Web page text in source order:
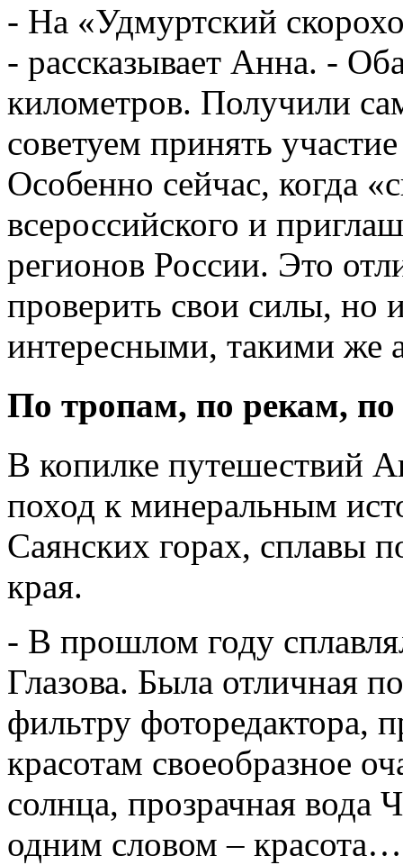
- На «Удмуртский
- рассказывает Анна. -
километров. Получили
советуем принять
Особенно сейчас, когда
всероссийского и
регионов России. Это
проверить свои силы, но
интересными, такими же
По тропам, по рекам, по
В копилке путешествий
поход к минеральным
Саянских горах, сплавы
края.
- В прошлом году
Глазова. Была отличная
фильтру фоторедактора,
красотам своеобразное
солнца, прозрачная вода
одним словом – красота…